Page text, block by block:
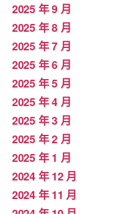
2025 年 9 月
2025 年 8 月
2025 年 7 月
2025 年 6 月
2025 年 5 月
2025 年 4 月
2025 年 3 月
2025 年 2 月
2025 年 1 月
2024 年 12 月
2024 年 11 月